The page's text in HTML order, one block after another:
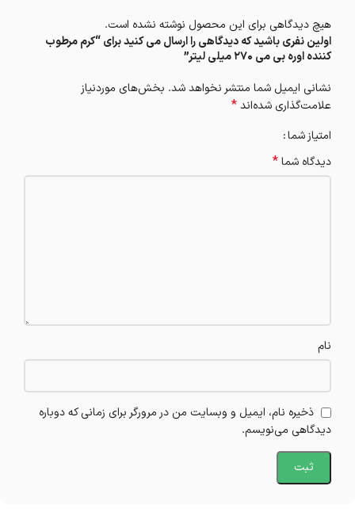
هیچ دیدگاهی برای این محصول نوشته نشده است.
اولین نفری باشید که دیدگاهی را ارسال می کنید برای “کرم مرطوب
کننده اوره بی می 270 میلی لیتر”
نشانی ایمیل شما منتشر نخواهد شد. بخش‌های موردنیاز
علامت‌گذاری شده‌اند*
امتیاز شما
دیدگاه شما*
نام
ذخیره نام، ایمیل و وبسایت من در مرورگر برای زمانی که دوباره
دیدگاهی می‌نویسم.